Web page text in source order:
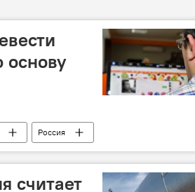
основу
Россия
Видеосервис
считает